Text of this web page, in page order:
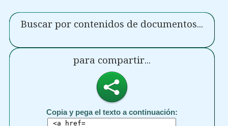
Buscar por contenidos de documentos...
para compartir...
Copia y pega el texto a continuación: